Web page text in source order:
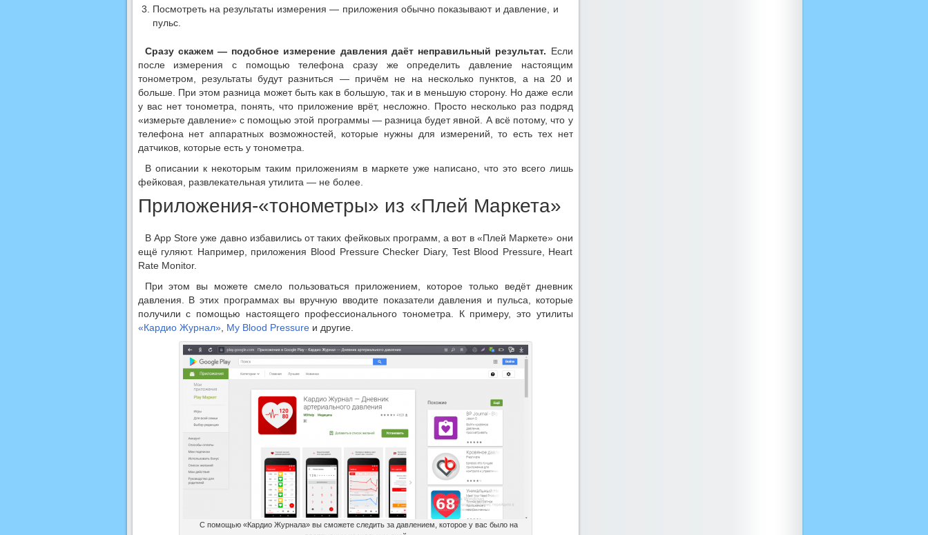
Посмотреть на результаты измерения — приложения обычно показывают и давление, и
пульс.
Сразу скажем — подобное измерение давления даёт неправильный результат. Если
после измерения с помощью телефона сразу же определить давление настоящим
тонометром, результаты будут разниться — причём не на несколько пунктов, а на 20 и
больше. При этом разница может быть как в большую, так и в меньшую сторону. Но даже если
у вас нет тонометра, понять, что приложение врёт, несложно. Просто несколько раз подряд
«измерьте давление» с помощью этой программы — разница будет явной. А всё потому, что у
телефона нет аппаратных возможностей, которые нужны для измерений, то есть тех нет
датчиков, которые есть у тонометра.
В описании к некоторым таким приложениям в маркете уже написано, что это всего лишь
фейковая, развлекательная утилита — не более.
Приложения-«тонометры» из «Плей Маркета»
В App Store уже давно избавились от таких фейковых программ, а вот в «Плей Маркете» они
ещё гуляют. Например, приложения Blood Pressure Checker Diary, Test Blood Pressure, Heart
Rate Monitor.
При этом вы можете смело пользоваться приложением, которое только ведёт дневник
давления. В этих программах вы вручную вводите показатели давления и пульса, которые
получили с помощью настоящего профессионального тонометра. К примеру, это утилиты
«Кардио Журнал», My Blood Pressureи другие.
С помощью «Кардио Журнала» вы сможете следить за давлением, которое у вас было на